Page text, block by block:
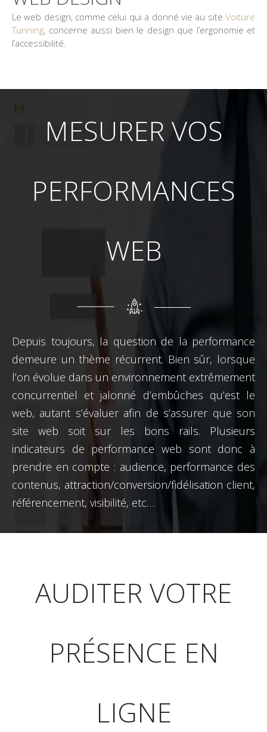
Le web design, comme celui qui a donné vie au site Voiture
Tunning, concerne aussi bien le design que l’ergonomie et
l’accessibilité.
MESURER VOS
PERFORMANCES
WEB
Depuis toujours, la question de la performance
demeure un thème récurrent. Bien sûr, lorsque
l’on évolue dans un environnement extrêmement
concurrentiel et jalonné d’embûches qu’est le
web, autant s’évaluer afin de s’assurer que son
site web soit sur les bons rails. Plusieurs
indicateurs de performance web sont donc à
prendre en compte : audience, performance des
contenus, attraction/conversion/fidélisation client,
référencement, visibilité, etc…
AUDITER VOTRE
PRÉSENCE EN
LIGNE